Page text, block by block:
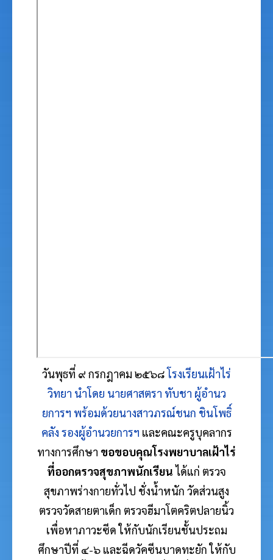
วันพุธที่ ๙ กรกฎาคม ๒๕๖๘โรงเรียนเฝ้าไร่
วิทยา นำโดย นายศาสตรา ทับชา ผู้อำนว
ยการฯ พร้อมด้วยนางสาวภรณ์ชนก ชินโพธิ์
คลัง รองผู้อำนวยการฯ และคณะครูบุคลากร
ทางการศึกษา ขอขอบคุณโรงพยาบาลเฝ้าไร่
ที่ออกตรวจสุขภาพนักเรียน ได้แก่ ตรวจ
สุขภาพร่างกายทั่วไป ชั่งน้ำหนัก วัดส่วนสูง
ตรวจวัดสายตาเด็ก ตรวจฮีมาโตคริตปลายนิ้ว
เพื่อหาภาวะซีด ให้กับนักเรียนชั้นประถม
ศึกษาปีที่ ๔-๖ และฉีดวัคซีนบาดทะยัก ให้กับ